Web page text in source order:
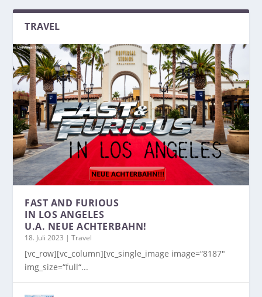
TRAVEL
FAST AND FURIOUS
IN LOS ANGELES
U.A. NEUE ACHTERBAHN!
18. Juli 2023 |Travel
[vc_row][vc_column][vc_single_image image=“8187″
img_size=“full“...